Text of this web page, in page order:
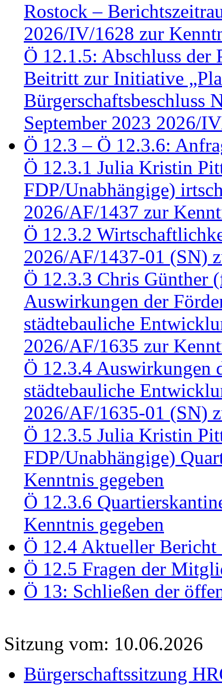
Rostock –
2026/IV/1628 zur
Ö 12.1.5: Abschluss der
Beitritt zur Initiative
Bürgerschaftsbeschluss
September 2023 2026/
Ö 12.3 – Ö 12.3.6:
Ö 12.3.1 Julia Kristin
FDP/Unabhängige)
2026/AF/1437 zur
Ö 12.3.2
2026/AF/1437-01 (SN)
Ö 12.3.3 Chris Günther
Auswirkungen der
städtebauliche
2026/AF/1635 zur
Ö 12.3.4 Auswirkungen
städtebauliche
2026/AF/1635-01 (SN)
Ö 12.3.5 Julia Kristin
FDP/Unabhängige)
Kenntnis gegeben
Ö 12.3.6
Kenntnis gegeben
Ö 12.4 Aktueller Bericht
Ö 12.5 Fragen der
Ö 13: Schließen der
Sitzung vom: 10.06.2026
Bürgerschaftssitzung